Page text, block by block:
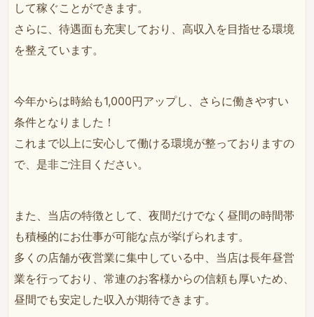
して稼ぐことができます。
さらに、待遇面も充実しており、高収入を目指せる環境
を整えています。
今年からは時給も1,000円アップし、さらに働きやすい
条件となりました！
これまで以上に安心して働ける環境が整っておりますの
で、是非ご注目ください。
また、当店の特徴として、夜間だけでなく昼間の時間帯
も積極的にお仕事が可能な点が挙げられます。
多くの店舗が夜営業に集中している中、当店は長年昼営
業を行っており、常連のお客様からの信頼も厚いため、
昼間でも安定した収入が期待できます。